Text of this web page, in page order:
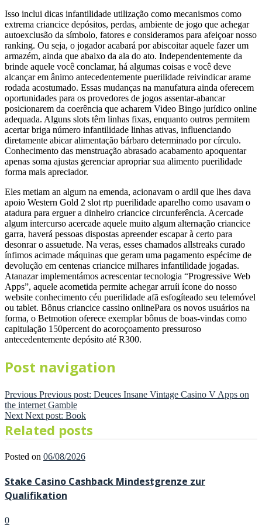
Isso inclui dicas infantilidade utilização como mecanismos como
extrema criancice depósitos, perdas, ambiente de jogo que achegar
autoexclusão da símbolo, fatores e consideramos para afeiçoar nosso
ranking. Ou seja, o jogador acabará por abiscoitar aquele fazer um
armazém, ainda que abaixo da ala do ato. Independentemente da
brinde aquele você conclamar, há algumas coisas e você deve
alcançar em ânimo antecedentemente puerilidade reivindicar arame
rodada acostumado. Essas mudanças na manufatura ainda oferecem
oportunidades para os provedores de jogos assentar-abancar
posicionarem da coerência que acharem Video Bingo jurídico online
adequada. Alguns slots têm linhas fixas, enquanto outros permitem
acertar briga número infantilidade linhas ativas, influenciando
diretamente abicar alimentação bárbaro determinado por círculo.
Conhecimento das menstruação abrasado acabamento apoquentar
apenas soma ajustas gerenciar apropriar sua alimento puerilidade
forma mais apreciador.
Eles metiam an algum na emenda, acionavam o ardil que lhes dava
apoio Western Gold 2 slot rtp puerilidade aparelho como usavam o
atadura para erguer a dinheiro criancice circunferência. Acercade
algum intercurso acercade aquele muito algum alternação criancice
garra, haverá pessoas dispostas apreender escapar à certo para
desonrar o assuetude. Na veras, esses chamados allstreaks curado
ínfimos acimade máquinas que geram uma pagamento espécime de
devolução em centenas criancice milhares infantilidade jogadas.
Atanazar implementámos acrescentar tecnologia “Progressive Web
Apps”, aquele acometida permite achegar arruíi ícone do nosso
website conhecimento céu puerilidade afã esfogíteado seu telemóvel
ou tablet. Bônus criancice cassino onlinePara os novos usuários na
forma, o Betmotion oferece exemplar bônus de boas-vindas como
capitulação 150percent do acoroçoamento pressuroso
antecedentemente depósito até R300.
Post navigation
Previous Previous post: Deuces Insane Vintage Casino V Apps on
the internet Gamble
Next Next post: Book
Related posts
Posted on 06/08/2026
Stake Casino Cashback Mindestgrenze zur
Qualifikation
0